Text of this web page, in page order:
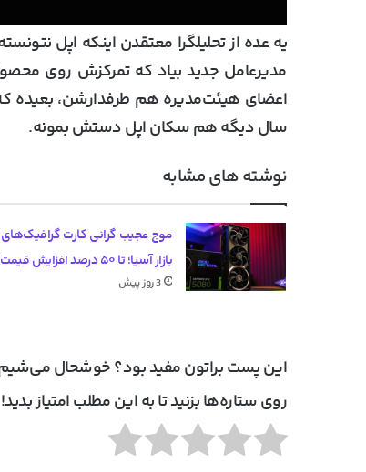
یه عده از تحلیلگرا معتقدن اینکه اپل
مدیرعامل جدید بیاد که تمرکزش روی
اعضای هیئت‌مدیره هم طرفدارشن، بعیده که
سال دیگه هم سکان اپل دستش بمونه.
نوشته های مشابه
بازار آسیا؛ تا ۵۰ درصد افزایش قیمت!
3 روز پیش
این پست براتون مفید بود؟ خوشحال می‌شیم
روی ستاره‌ها بزنید تا به این مطلب امتیاز بدید!